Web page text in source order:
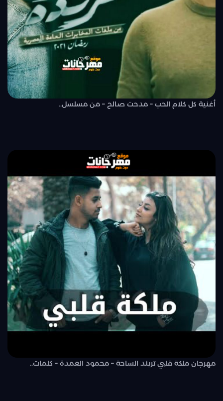
أغنية كل كلام الحب – مدحت صالح – من مسلسل..
مهرجان ملكة قلبي تريند الساحة – محمود العمدة – كلمات..